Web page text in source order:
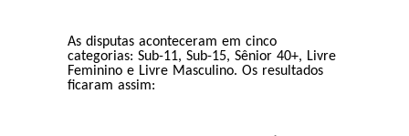
As disputas aconteceram em cinco
categorias: Sub-11, Sub-15, Sênior 40+, Livre
Feminino e Livre Masculino. Os resultados
ficaram assim: